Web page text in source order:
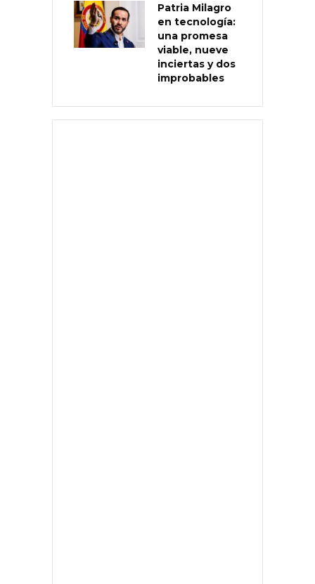
Patria Milagro
en tecnología:
una promesa
viable, nueve
inciertas y dos
improbables